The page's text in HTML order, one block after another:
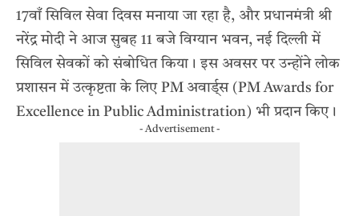
17वाँ सिविल सेवा दिवस मनाया जा रहा है, और प्रधानमंत्री श्री
नरेंद्र मोदी ने आज सुबह 11 बजे विग्यान भवन, नई दिल्ली में
सिविल सेवकों को संबोधित किया। इस अवसर पर उन्होंने लोक
प्रशासन में उत्कृष्टता के लिए PM अवार्ड्स (PM Awards for
Excellence in Public Administration) भी प्रदान किए।
- Advertisement -